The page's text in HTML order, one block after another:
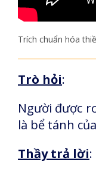
Trích chuẩn hóa
Trò hỏi:
Người được
là bể tánh
Thầy trả lời: